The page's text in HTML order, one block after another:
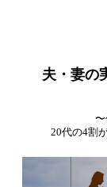
夫・妻の
〜
20代の4割